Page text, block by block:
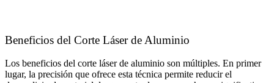
Beneficios del Corte Láser de Aluminio
Los beneficios del corte láser de aluminio son múltiples. En primer
lugar, la precisión que ofrece esta técnica permite reducir el